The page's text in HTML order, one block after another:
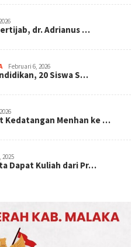
dr. Adrianus …
Februari 6, 2026
20 Siswa S…
Kedatangan Menhan ke …
2025
Dapat Kuliah dari Pr…